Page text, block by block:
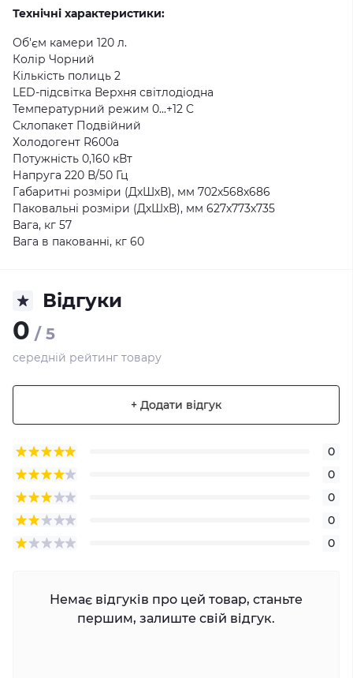
Технічні характеристики:
Об'єм камери 120 л.
Колір Чорний
Кількість полиць 2
LED-підсвітка Верхня світлодіодна
Температурний режим 0...+12 C
Склопакет Подвійний
Холодогент R600a
Потужність 0,160 кВт
Напруга 220 В/50 Гц
Габаритні розміри (ДхШхВ), мм 702x568x686
Паковальні розміри (ДхШхВ), мм 627х773х735
Вага, кг 57
Вага в пакованні, кг 60
Відгуки
0 / 5
середній рейтинг товару
+ Додати відгук
0
0
0
0
0
Немає відгуків про цей товар, станьте
першим, залиште свій відгук.